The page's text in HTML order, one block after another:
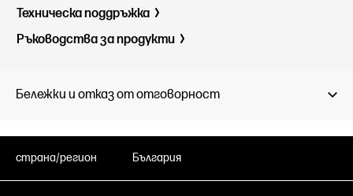
Техническа поддръжка
Ръководства за продукти
Бележки и отказ от отговорност
страна/регион България